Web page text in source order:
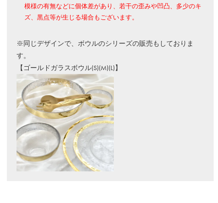
模様の有無などに個体差があり、若干の歪みや凹凸、多少のキ
ズ、黒点等が生じる場合もございます。
※同じデザインで、ボウルのシリーズの販売もしておりま
す。
【ゴールドガラスボウル(S)(M)(L)】